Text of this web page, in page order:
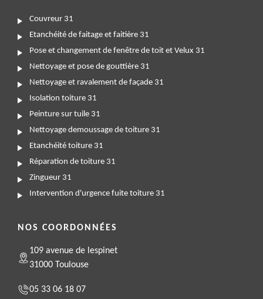
Couvreur 31
Etanchéité de faitage et faitière 31
Pose et changement de fenêtre de toit et Velux 31
Nettoyage et pose de gouttière 31
Nettoyage et ravalement de façade 31
Isolation toiture 31
Peinture sur tuile 31
Nettoyage demoussage de toiture 31
Etanchéité toiture 31
Réparation de toiture 31
Zingueur 31
Intervention d'urgence fuite toiture 31
NOS COORDONNÉES
109 avenue de lespinet
31000 Toulouse
05 33 06 18 07